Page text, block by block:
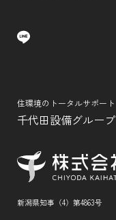
住環境のトータルサポート
千代田設備グループ
新潟県知事（4）第4863号